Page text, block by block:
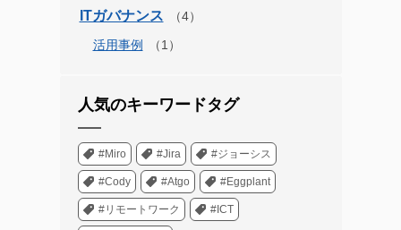
ITガバナンス
活用事例
人気のキーワードタグ
#Miro #Jira #ジョーシス
#Cody #Atgo #Eggplant
#リモートワーク #ICT